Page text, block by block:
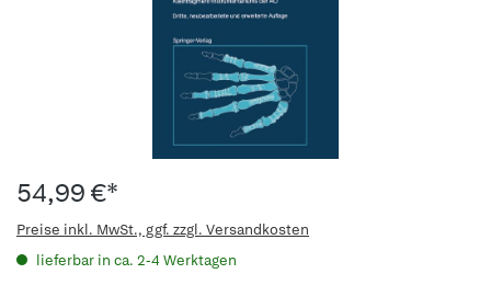
54,99 €*
Preise inkl. MwSt., ggf. zzgl. Versandkosten
lieferbar in ca. 2-4 Werktagen